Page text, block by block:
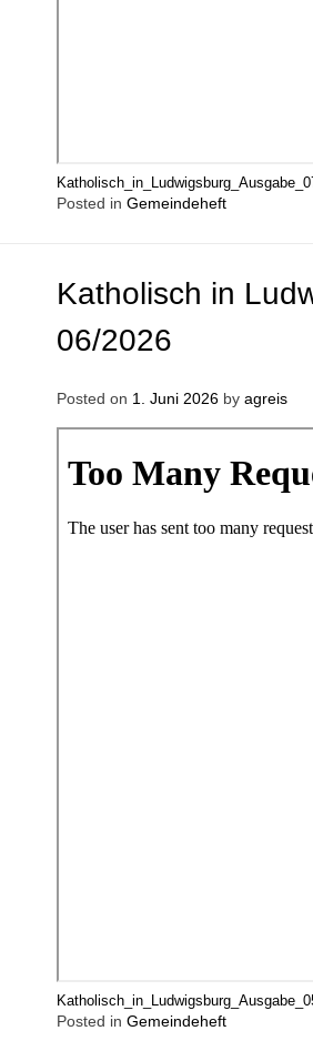
Posted in Gemeindeheft
Katholisch in
06/2026
Posted on 1. Juni 2026by agreis
Posted in Gemeindeheft